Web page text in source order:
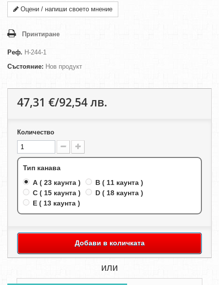
Оцени / напиши своето мнение
Принтиране
Реф. H-244-1
Състояние: Нов продукт
47,31 €/92,54 лв.
Количество
Тип канава
A ( 23 каунта )
B ( 11 каунта )
C ( 15 каунта )
D ( 18 каунта )
E ( 13 каунта )
Добави в количката
или